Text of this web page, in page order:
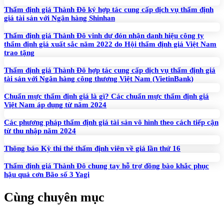
Thẩm định giá Thành Đô ký hợp tác cung cấp dịch vụ thẩm định
giá tài sản với Ngân hàng Shinhan
Thẩm định giá Thành Đô vinh dự đón nhận danh hiệu công ty
thẩm định giá xuất sắc năm 2022 do Hội thẩm định giá Việt Nam
trao tặng
Thẩm định giá Thành Đô hợp tác cung cấp dịch vụ thẩm định giá
tài sản với Ngân hàng công thương Việt Nam (VietinBank)
Chuẩn mực thẩm định giá là gì? Các chuẩn mực thẩm định giá
Việt Nam áp dụng từ năm 2024
Các phương pháp thẩm định giá tài sản vô hình theo cách tiếp cận
từ thu nhập năm 2024
Thông báo Kỳ thi thẻ thẩm định viên về giá lần thứ 16
Thẩm định giá Thành Đô chung tay hỗ trợ đồng bào khắc phục
hậu quả cơn Bão số 3 Yagi
Cùng chuyên mục